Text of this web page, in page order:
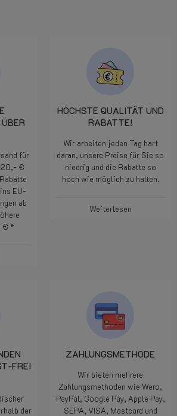
für
€
EU-
ab
€ *
HÖCHSTE QUALITÄT UND
RABATTE!
Wir arbeiten jeden Tag hart
daran, unsere Preise für Sie so
niedrig und die Rabatte so
hoch wie möglich zu halten.
Weiterlesen
FREI
der
ZAHLUNGSMETHODE
Wir bieten mehrere
Zahlungsmethoden wie Wero,
PayPal, Google Pay, Apple Pay,
SEPA, VISA, Mastcard und